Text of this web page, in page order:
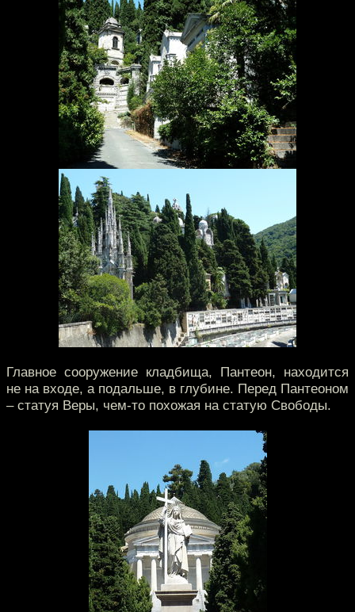
Главное сооружение кладбища, Пантеон, находится
не на входе, а подальше, в глубине. Перед Пантеоном
– статуя Веры, чем-то похожая на статую Свободы.